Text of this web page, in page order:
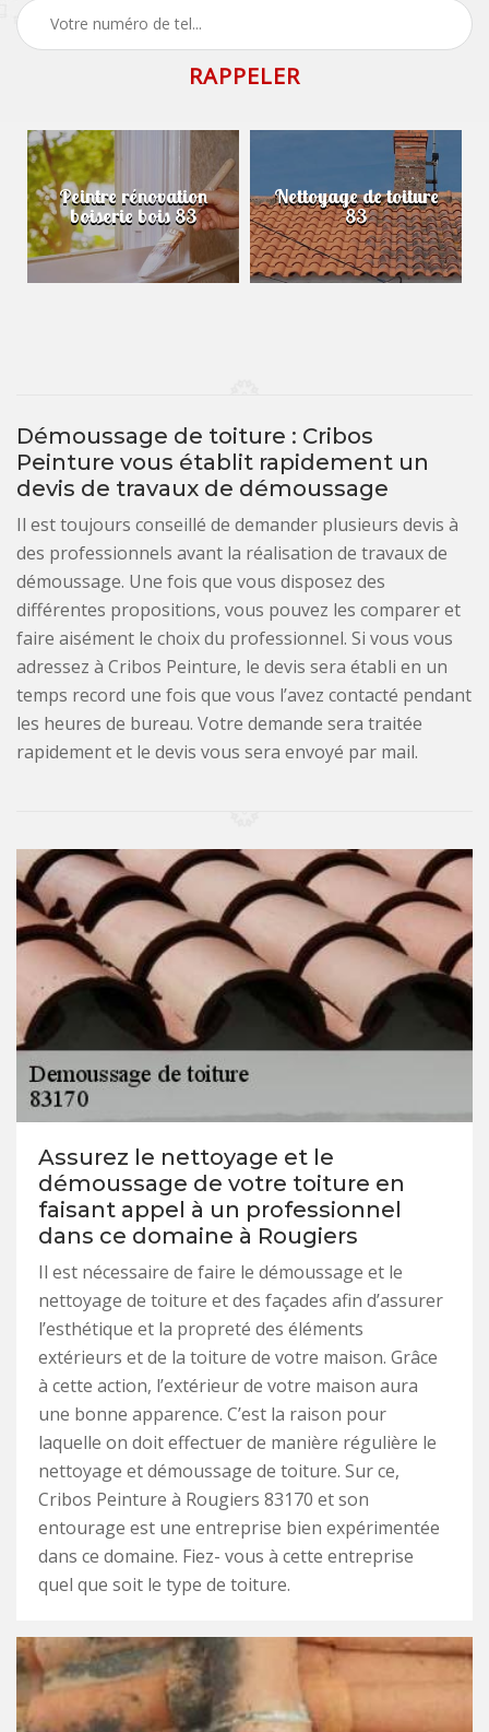
Peintre rénovation
boiserie bois 83
Nettoyage de toiture
83
Démoussage de toiture : Cribos
Peinture vous établit rapidement un
devis de travaux de démoussage
Il est toujours conseillé de demander plusieurs devis à
des professionnels avant la réalisation de travaux de
démoussage. Une fois que vous disposez des
différentes propositions, vous pouvez les comparer et
faire aisément le choix du professionnel. Si vous vous
adressez à Cribos Peinture, le devis sera établi en un
temps record une fois que vous l’avez contacté pendant
les heures de bureau. Votre demande sera traitée
rapidement et le devis vous sera envoyé par mail.
Assurez le nettoyage et le
démoussage de votre toiture en
faisant appel à un professionnel
dans ce domaine à Rougiers
Il est nécessaire de faire le démoussage et le
nettoyage de toiture et des façades afin d’assurer
l’esthétique et la propreté des éléments
extérieurs et de la toiture de votre maison. Grâce
à cette action, l’extérieur de votre maison aura
une bonne apparence. C’est la raison pour
laquelle on doit effectuer de manière régulière le
nettoyage et démoussage de toiture. Sur ce,
Cribos Peinture à Rougiers 83170 et son
entourage est une entreprise bien expérimentée
dans ce domaine. Fiez- vous à cette entreprise
quel que soit le type de toiture.